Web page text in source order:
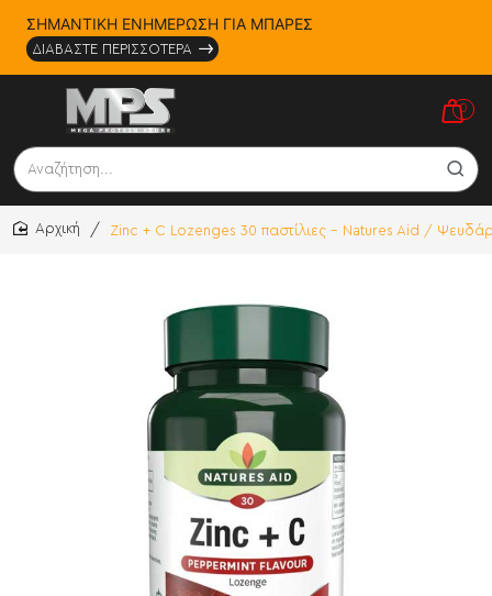
ΣΗΜΑΝΤΙΚΗ ΕΝΗΜΕΡΩΣΗ ΓΙΑ ΜΠΑΡΕΣ
ΔΙΑΒΑΣΤΕ ΠΕΡΙΣΣΟΤΕΡΑ
0
Αναζήτηση...
Zinc + C Lozenges 30 παστίλιες - Natures Aid /